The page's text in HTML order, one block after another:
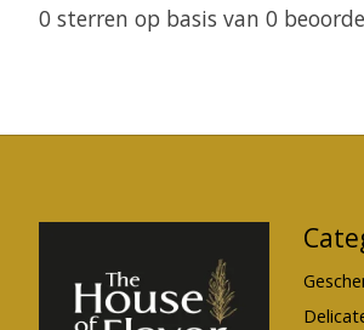
0 sterren op basis van 0